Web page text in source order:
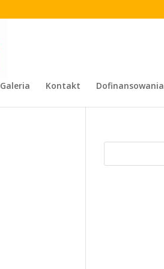
Galeria Kontakt Dofinansowania